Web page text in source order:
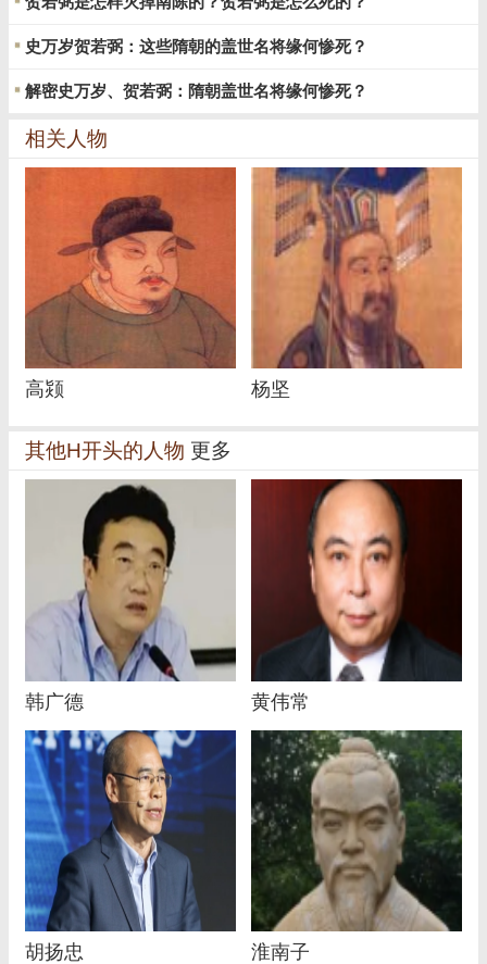
史万岁贺若弼：这些隋朝的盖世名将缘何惨死？
解密史万岁、贺若弼：隋朝盖世名将缘何惨死？
相关人物
高颎 杨坚
其他H开头的人物 更多
韩广德 黄伟常
胡扬忠 淮南子